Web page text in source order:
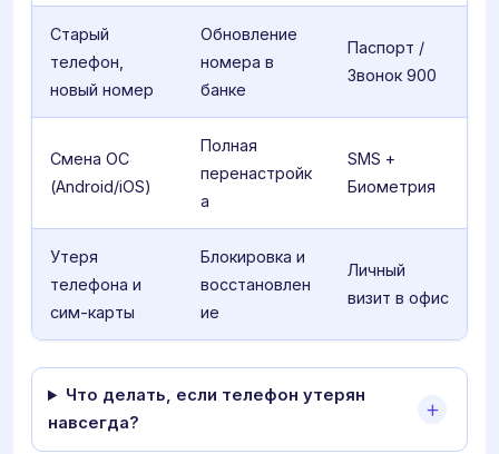
Старый
телефон,
новый номер
Обновление
номера в
банке
Паспорт /
Звонок 900
Смена ОС
(Android/iOS)
Полная
перенастройк
а
SMS +
Биометрия
Утеря
телефона и
сим-карты
Блокировка и
восстановлен
ие
Личный
визит в офис
Что делать, если телефон утерян
навсегда?